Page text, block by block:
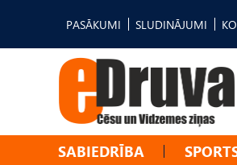
PASĀKUMI SLUDINĀJUMI
SABIEDRĪBA